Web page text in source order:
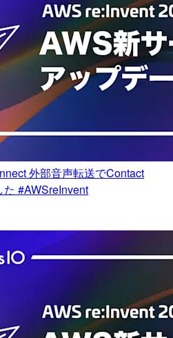
外部音声転送でContact
#AWSreInvent